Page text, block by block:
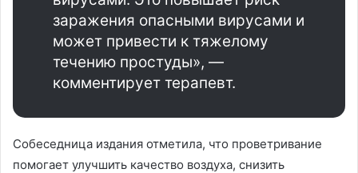
заражения опасными вирусами и
может привести к тяжелому
течению простуды», —
комментирует терапевт.
Собеседница издания отметила, что проветривание
помогает улучшить качество воздуха, снизить